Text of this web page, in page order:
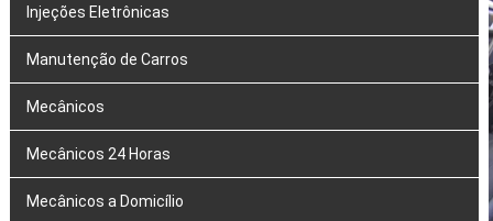
Injeções Eletrônicas
Manutenção de Carros
Mecânicos
Mecânicos 24 Horas
Mecânicos a Domicílio